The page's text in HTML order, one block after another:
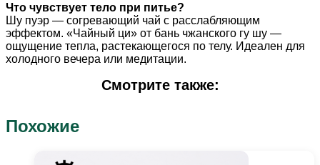
Что чувствует тело при питье?
Шу пуэр — согревающий чай с расслабляющим
эффектом. «Чайный ци» от бань чжанского гу шу —
ощущение тепла, растекающегося по телу. Идеален для
холодного вечера или медитации.
Смотрите также:
Похожие